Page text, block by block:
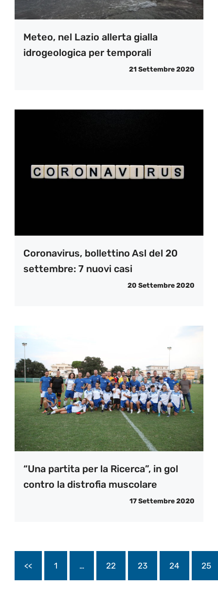
Meteo, nel Lazio allerta gialla
idrogeologica per temporali
21 Settembre 2020
Coronavirus, bollettino Asl del 20
settembre: 7 nuovi casi
20 Settembre 2020
“Una partita per la Ricerca”, in gol
contro la distrofia muscolare
17 Settembre 2020
<< 1 … 22 23 24 25